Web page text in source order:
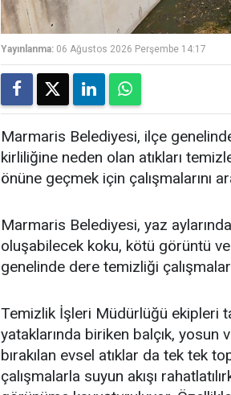
Yayınlanma: 06 Ağustos 2026 Perşembe 14:17
Marmaris Belediyesi, ilçe
kirliliğine neden olan atıkları
önüne geçmek için çalışmalarını
Marmaris Belediyesi, yaz
oluşabilecek koku, kötü görüntü
genelinde dere temizliği
Temizlik İşleri Müdürlüğü ekipleri
yataklarında biriken balçık,
bırakılan evsel atıklar da tek tek
çalışmalarla suyun akışı